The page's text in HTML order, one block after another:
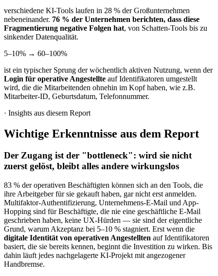
verschiedene KI-Tools laufen in 28 % der Großunternehmen
nebeneinander. 76 % der Unternehmen berichten, dass diese
Fragmentierung negative Folgen hat, von Schatten-Tools bis zu
sinkender Datenqualität.
5–10% → 60–100%
ist ein typischer Sprung der wöchentlich aktiven Nutzung, wenn der
Login für operative Angestellte auf Identifikatoren umgestellt
wird, die die Mitarbeitenden ohnehin im Kopf haben, wie z.B.
Mitarbeiter-ID, Geburtsdatum, Telefonnummer.
· Insights aus diesem Report
Wichtige Erkenntnisse aus dem Report
Der Zugang ist der "bottleneck": wird sie nicht
zuerst gelöst, bleibt alles andere wirkungslos
83 % der operativen Beschäftigten können sich an den Tools, die
ihre Arbeitgeber für sie gekauft haben, gar nicht erst anmelden.
Multifaktor-Authentifizierung, Unternehmens-E-Mail und App-
Hopping sind für Beschäftigte, die nie eine geschäftliche E-Mail
geschrieben haben, keine UX-Hürden — sie sind der eigentliche
Grund, warum Akzeptanz bei 5–10 % stagniert. Erst wenn die
digitale Identität von operativen Angestellten auf Identifikatoren
basiert, die sie bereits kennen, beginnt die Investition zu wirken. Bis
dahin läuft jedes nachgelagerte KI-Projekt mit angezogener
Handbremse.